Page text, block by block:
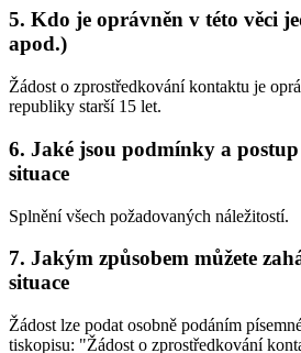
5. Kdo je oprávněn v této věci
apod.)
Žádost o zprostředkování kontaktu je
republiky starší 15 let.
6. Jaké jsou podmínky a
situace
Splnění všech požadovaných náležitostí.
7. Jakým způsobem můžete
situace
Žádost lze podat osobně podáním
tiskopisu: "Žádost o zprostředkování